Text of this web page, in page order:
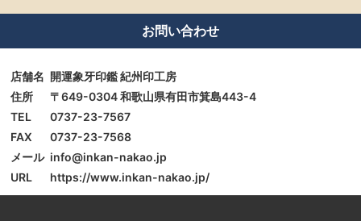
お問い合わせ
店舗名 開運象牙印鑑 紀州印工房
住所
〒649-0304 和歌山県有田市箕島443-4
TEL
0737-23-7567
FAX
0737-23-7568
メール info@inkan-nakao.jp
URL
https://www.inkan-nakao.jp/